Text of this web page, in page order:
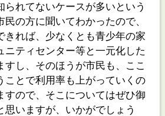
られてないケースが多いという
の方に聞いてわかったので、
きれば、少なくとも青少年の家
ニティセンター等と一元化した
すし、そのほうが市民も、ここ
ことで利用率も上がっていくの
すので、そこについてはぜひ御
思いますが、いかがでしょう